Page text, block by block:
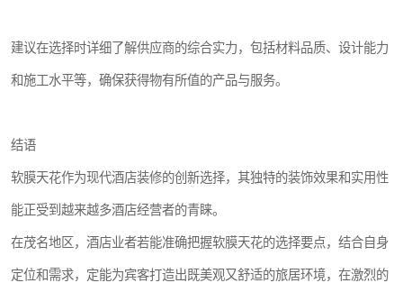
建议在选择时详细了解供应商的综合实力，包括材料品质、设计能力
和施工水平等，确保获得物有所值的产品与服务。
结语
软膜天花作为现代酒店装修的创新选择，其独特的装饰效果和实用性
能正受到越来越多酒店经营者的青睐。
在茂名地区，酒店业者若能准确把握软膜天花的选择要点，结合自身
定位和需求，定能为宾客打造出既美观又舒适的旅居环境，在激烈的